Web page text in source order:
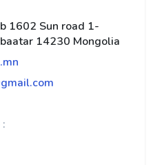
1602 Sun road 1-
14230 Mongolia